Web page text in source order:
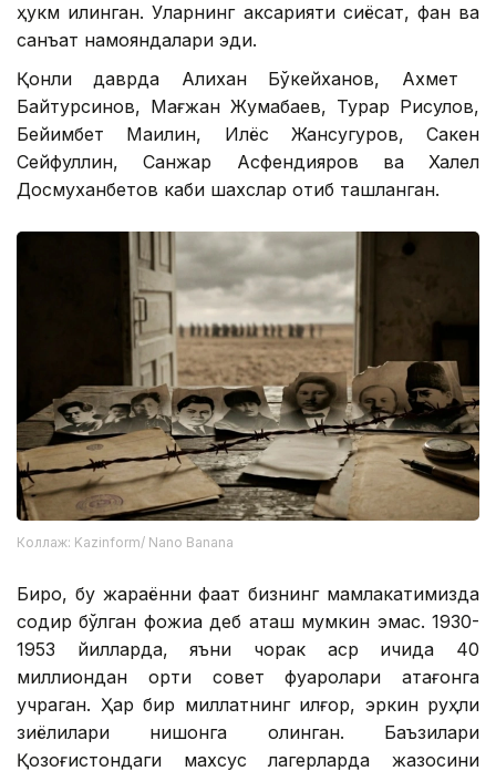
ҳукм қилинган. Уларнинг аксарияти сиёсат, фан ва
санъат намояндалари эди.
Қонли даврда Алихан Бўкейханов, Ахмет ​​
Байтурсинов, Мағжан Жумабаев, Турар Рисқулов,
Бейимбет Маилин, Илёс Жансугуров, Сакен
Сейфуллин, Санжар Асфендияров ва Халел
Досмуханбетов каби шахслар отиб ташланган.
Коллаж: Kazinform/ Nano Banana
Бироқ, бу жараённи фақат бизнинг мамлакатимизда
содир бўлган фожиа деб аташ мумкин эмас. 1930-
1953 йилларда, яъни чорак аср ичида 40
миллиондан ортиқ совет фуқаролари қатағонга
учраган. Ҳар бир миллатнинг илғор, эркин руҳли
зиёлилари нишонга олинган. Баъзилари
Қозоғистондаги махсус лагерларда жазосини